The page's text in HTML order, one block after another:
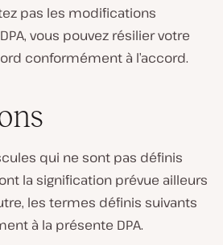
pas les modifications
vous pouvez résilier votre
conformément à l’accord.
qui ne sont pas définis
la signification prévue ailleurs
les termes définis suivants
à la présente DPA.